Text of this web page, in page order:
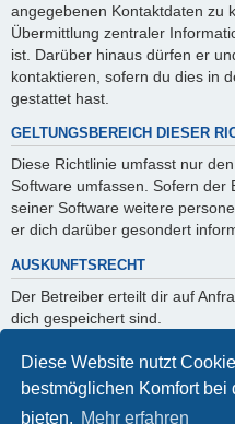
Diese Website nutzt
bestmöglichen Komfort bei
bieten. Mehr erfahren
angegebenen Kontaktdaten zu
Übermittlung zentraler
ist. Darüber hinaus dürfen er
kontaktieren, sofern du dies in
gestattet hast.
GELTUNGSBEREICH DIESER
Diese Richtlinie umfasst nur
Software umfassen. Sofern der
seiner Software weitere
er dich darüber gesondert
AUSKUNFTSRECHT
Der Betreiber erteilt dir auf
dich gespeichert sind.
Du kannst jederzeit die
verlangen. Kontaktiere hierzu